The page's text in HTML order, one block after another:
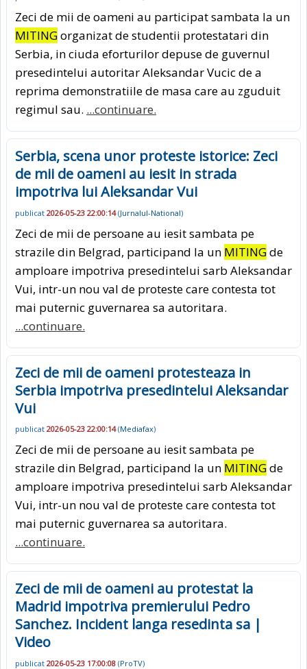
Zeci de mii de oameni au participat sambata la un
MITINGorganizat de studentii protestatari din
Serbia, in ciuda eforturilor depuse de guvernul
presedintelui autoritar Aleksandar Vucic de a
reprima demonstratiile de masa care au zguduit
regimul sau. ...continuare.
Serbia, scena unor proteste istorice: Zeci
de mii de oameni au iesit in strada
impotriva lui Aleksandar Vui
publicat 2026-05-23 22:00:14(Jurnalul-National)
Zeci de mii de persoane au iesit sambata pe
strazile din Belgrad, participand la un MITINGde
amploare impotriva presedintelui sarb Aleksandar
Vui, intr-un nou val de proteste care contesta tot
mai puternic guvernarea sa autoritara.
...continuare.
Zeci de mii de oameni protesteaza in
Serbia impotriva presedintelui Aleksandar
Vui
publicat 2026-05-23 22:00:14(Mediafax)
Zeci de mii de persoane au iesit sambata pe
strazile din Belgrad, participand la un MITINGde
amploare impotriva presedintelui sarb Aleksandar
Vui, intr-un nou val de proteste care contesta tot
mai puternic guvernarea sa autoritara.
...continuare.
Zeci de mii de oameni au protestat la
Madrid impotriva premierului Pedro
Sanchez. Incident langa resedinta sa |
Video
publicat 2026-05-23 17:00:08 (ProTV)